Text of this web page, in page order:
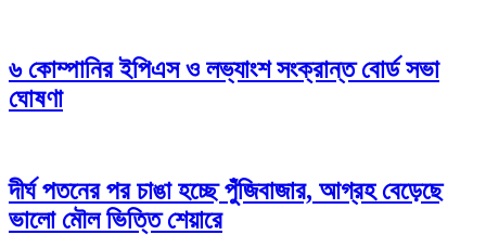
৬ কোম্পানির ইপিএস ও লভ্যাংশ সংক্রান্ত বোর্ড সভা
ঘোষণা
দীর্ঘ পতনের পর চাঙা হচ্ছে পুঁজিবাজার, আগ্রহ বেড়েছে
ভালো মৌল ভিত্তি শেয়ারে